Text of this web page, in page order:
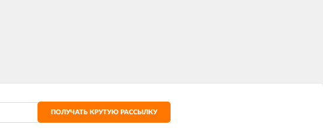
ПОЛУЧАТЬ КРУТУЮ РАССЫЛКУ